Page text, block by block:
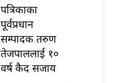
पत्रिकाका
पूर्वप्रधान
सम्पादक तरुण
तेजपाललाई १०
वर्ष कैद सजाय